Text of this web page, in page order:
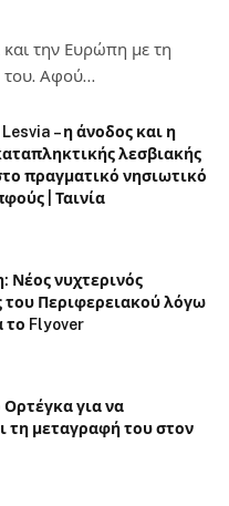
την Ευρώπη με τη
του. Αφού…
– η άνοδος και η
λεσβιακής
πραγματικό νησιωτικό
| Ταινία
Νέος νυχτερινός
του Περιφερειακού λόγω
το Flyover
για να
τη μεταγραφή του στον